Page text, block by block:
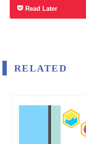
Read Later
RELATED